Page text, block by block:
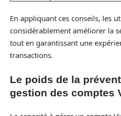
En appliquant ces conseils, les
considérablement améliorer la
tout en garantissant une
transactions.
Le poids de la
gestion des comptes